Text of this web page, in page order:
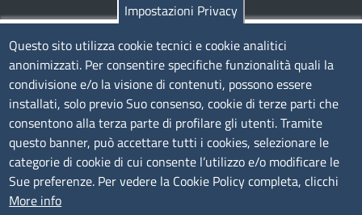
TRASPARENZA
Albo Online
Amministrazione trasparente
Bandi e concorsi
Segnalazioni Whistleblowing
Accessibilità
IBAN e pagamenti informatici
Impostazioni Privacy
Questo sito utilizza cookie tecnici e cookie analitici
anonimizzati. Per consentire specifiche funzionalità quali la
condivisione e/o la visione di contenuti, possono essere
installati, solo previo Suo consenso, cookie di terze parti che
consentono alla terza parte di profilare gli utenti. Tramite
questo banner, può accettare tutti i cookies, selezionare le
categorie di cookie di cui consente l’utilizzo e/o modificare le
Sue preferenze. Per vedere la Cookie Policy completa, clicchi
More info